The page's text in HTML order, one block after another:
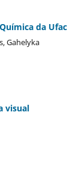
da Ufac
Gahelyka
visual